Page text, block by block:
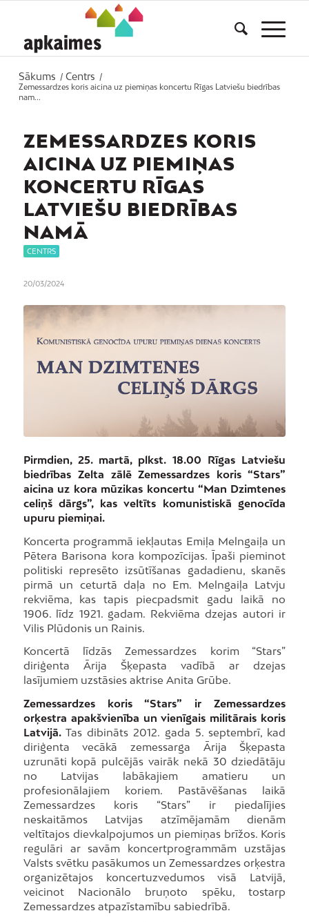
Sākums / Centrs
/
Zemessardzes koris aicina uz piemiņas koncertu Rīgas Latviešu biedrības
nam...
ZEMESSARDZES KORIS
AICINA UZ PIEMIŅAS
KONCERTU RĪGAS
LATVIEŠU BIEDRĪBAS
NAMĀ
CENTRS
20/03/2024
Pirmdien, 25. martā, plkst. 18.00 Rīgas Latviešu
biedrības Zelta zālē Zemessardzes koris “Stars”
aicina uz kora mūzikas koncertu “Man Dzimtenes
celiņš dārgs”, kas veltīts komunistiskā genocīda
upuru piemiņai.
Koncerta programmā iekļautas Emiļa Melngaiļa un
Pētera Barisona kora kompozīcijas. Īpaši pieminot
politiski represēto izsūtīšanas gadadienu, skanēs
pirmā un ceturtā daļa no Em. Melngaiļa Latvju
rekviēma, kas tapis piecpadsmit gadu laikā no
1906. līdz 1921. gadam. Rekviēma dzejas autori ir
Vilis Plūdonis un Rainis.
Koncertā līdzās Zemessardzes korim “Stars”
diriģenta Ārija Šķepasta vadībā ar dzejas
lasījumiem uzstāsies aktrise Anita Grūbe.
Zemessardzes koris “Stars” ir Zemessardzes
orķestra apakšvienība un vienīgais militārais koris
Latvijā.Tas dibināts 2012. gada 5. septembrī, kad
diriģenta vecākā zemessarga Ārija Šķepasta
uzrunāti kopā pulcējās vairāk nekā 30 dziedātāju
no Latvijas labākajiem amatieru un
profesionālajiem koriem. Pastāvēšanas laikā
Zemessardzes koris “Stars” ir piedalījies
neskaitāmos Latvijas atzīmējamām dienām
veltītajos dievkalpojumos un piemiņas brīžos. Koris
regulāri ar savām koncertprogrammām uzstājas
Valsts svētku pasākumos un Zemessardzes orķestra
organizētajos koncertuzvedumos visā Latvijā,
veicinot Nacionālo bruņoto spēku, tostarp
Zemessardzes atpazīstamību sabiedrībā.